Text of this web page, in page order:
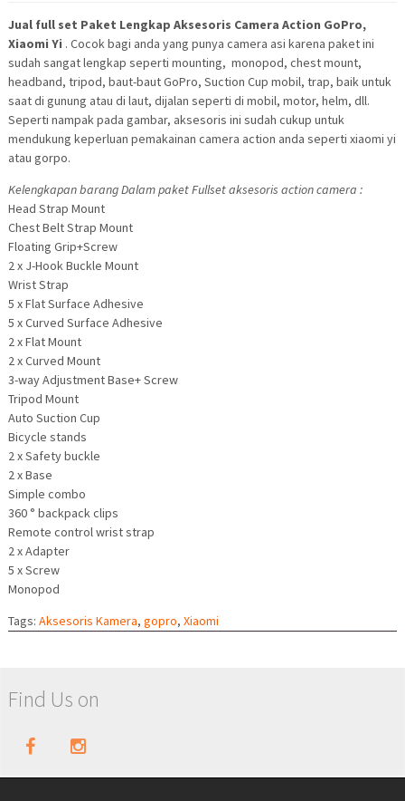
Jual full set Paket Lengkap Aksesoris Camera Action GoPro,
Xiaomi Yi . Cocok bagi anda yang punya camera asi karena paket ini
sudah sangat lengkap seperti mounting, monopod, chest mount,
headband, tripod, baut-baut GoPro, Suction Cup mobil, trap, baik untuk
saat di gunung atau di laut, dijalan seperti di mobil, motor, helm, dll.
Seperti nampak pada gambar, aksesoris ini sudah cukup untuk
mendukung keperluan pemakainan camera action anda seperti xiaomi yi
atau gorpo.
Kelengkapan barang Dalam paket Fullset aksesoris action camera :
Head Strap Mount
Chest Belt Strap Mount
Floating Grip+Screw
2 x J-Hook Buckle Mount
Wrist Strap
5 x Flat Surface Adhesive
5 x Curved Surface Adhesive
2 x Flat Mount
2 x Curved Mount
3-way Adjustment Base+ Screw
Tripod Mount
Auto Suction Cup
Bicycle stands
2 x Safety buckle
2 x Base
Simple combo
360 ° backpack clips
Remote control wrist strap
2 x Adapter
5 x Screw
Monopod
Tags: Aksesoris Kamera, gopro, Xiaomi
Find Us on